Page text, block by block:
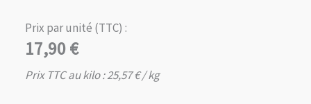
Prix par unité (TTC) :
17,90€
Prix TTC au kilo :25,57€/ kg